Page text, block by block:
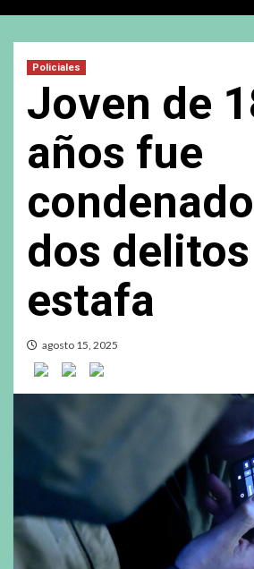
Policiales
Joven de
años fue
dos
estafa
agosto 15, 2025